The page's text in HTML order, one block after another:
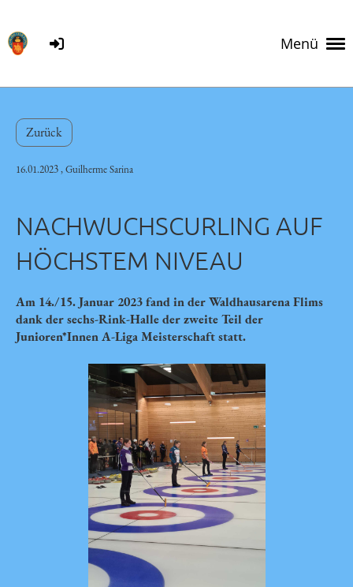
Menü
Zurück
16.01.2023, Guilherme Sarina
NACHWUCHSCURLING AUF
HÖCHSTEM NIVEAU
Am 14./15. Januar 2023 fand in der Waldhausarena Flims
dank der sechs-Rink-Halle der zweite Teil der
Junioren*Innen A-Liga Meisterschaft statt.